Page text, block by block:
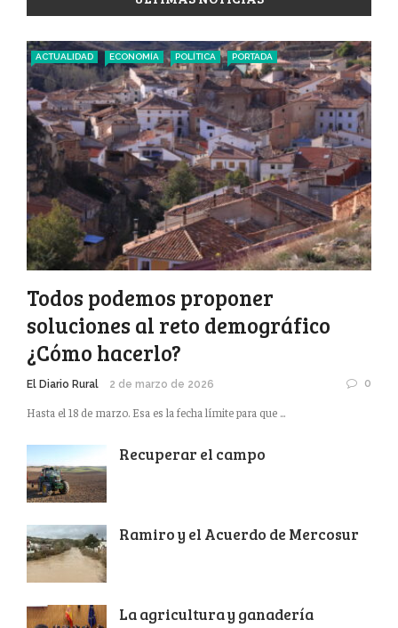
ACTUALIDAD ECONOMÍA POLÍTICA PORTADA
Todos podemos proponer
soluciones al reto demográfico
¿Cómo hacerlo?
El Diario Rural 2 de marzo de 2026 0
Hasta el 18 de marzo. Esa es la fecha límite para que ...
Recuperar el campo
Ramiro y el Acuerdo de Mercosur
La agricultura y ganadería